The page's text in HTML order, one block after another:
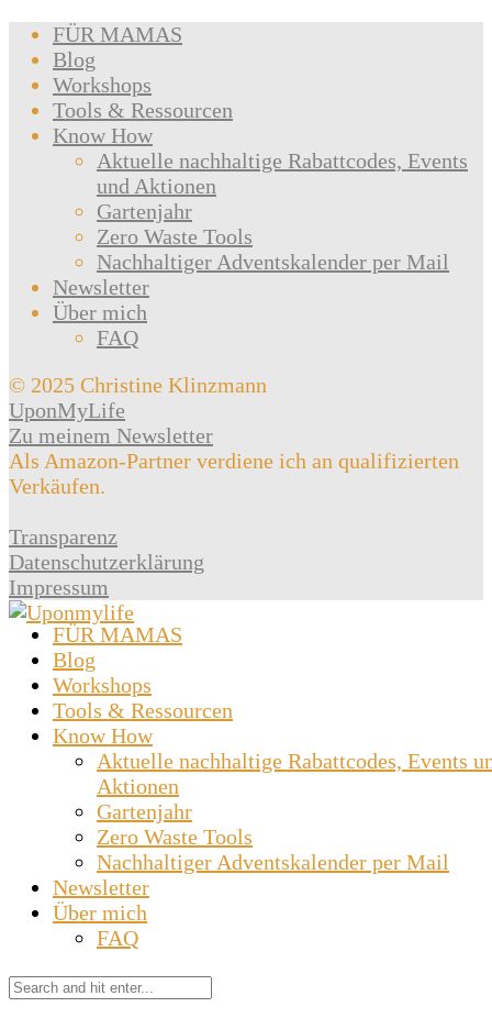
FÜR MAMAS
Blog
Workshops
Tools & Ressourcen
Know How
Aktuelle nachhaltige Rabattcodes, Events
und Aktionen
Gartenjahr
Zero Waste Tools
Nachhaltiger Adventskalender per Mail
Newsletter
Über mich
FAQ
© 2025 Christine Klinzmann
UponMyLife
Zu meinem Newsletter
Als Amazon-Partner verdiene ich an qualifizierten
Verkäufen.
Transparenz
Datenschutzerklärung
Impressum
FÜR MAMAS
Blog
Workshops
Tools & Ressourcen
Know How
Aktuelle nachhaltige Rabattcodes, Events
Aktionen
Gartenjahr
Zero Waste Tools
Nachhaltiger Adventskalender per Mail
Newsletter
Über mich
FAQ